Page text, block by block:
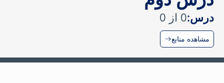
درس:0 از 0
مشاهده منابع